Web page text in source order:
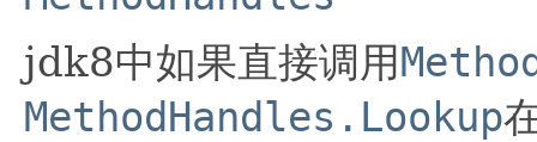
jdk8中如果直接调用
MethodHandles.Lookup